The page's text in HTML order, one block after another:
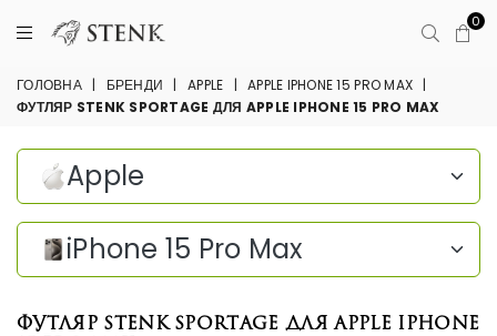
0
ГОЛОВНА | БРЕНДИ | APPLE | APPLE IPHONE 15 PRO MAX |
ФУТЛЯР STENK SPORTAGE ДЛЯ APPLE IPHONE 15 PRO MAX
Футляр Stenk Sportage для Apple iPhone
Apple
iPhone 15 Pro Max